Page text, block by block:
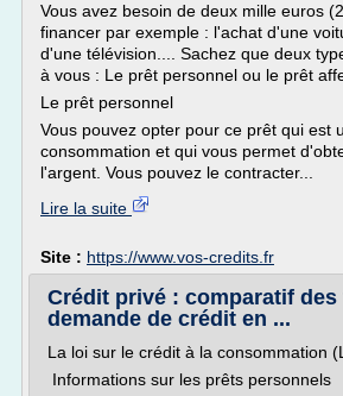
Vous avez besoin de deux mille euros
financer par exemple : l'achat d'une
d'une télévision.... Sachez que deux
à vous : Le prêt personnel ou le prêt
Le prêt personnel
Vous pouvez opter pour ce prêt qui est
consommation et qui vous permet
l'argent. Vous pouvez le contracter...
Lire la suite
Site : https://www.vos-credits.fr
Crédit privé : comparatif des
demande de crédit en ...
La loi sur le crédit à la consommation
Informations sur les prêts personnels